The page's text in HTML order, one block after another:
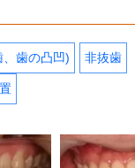
歯の凸凹) 非抜歯